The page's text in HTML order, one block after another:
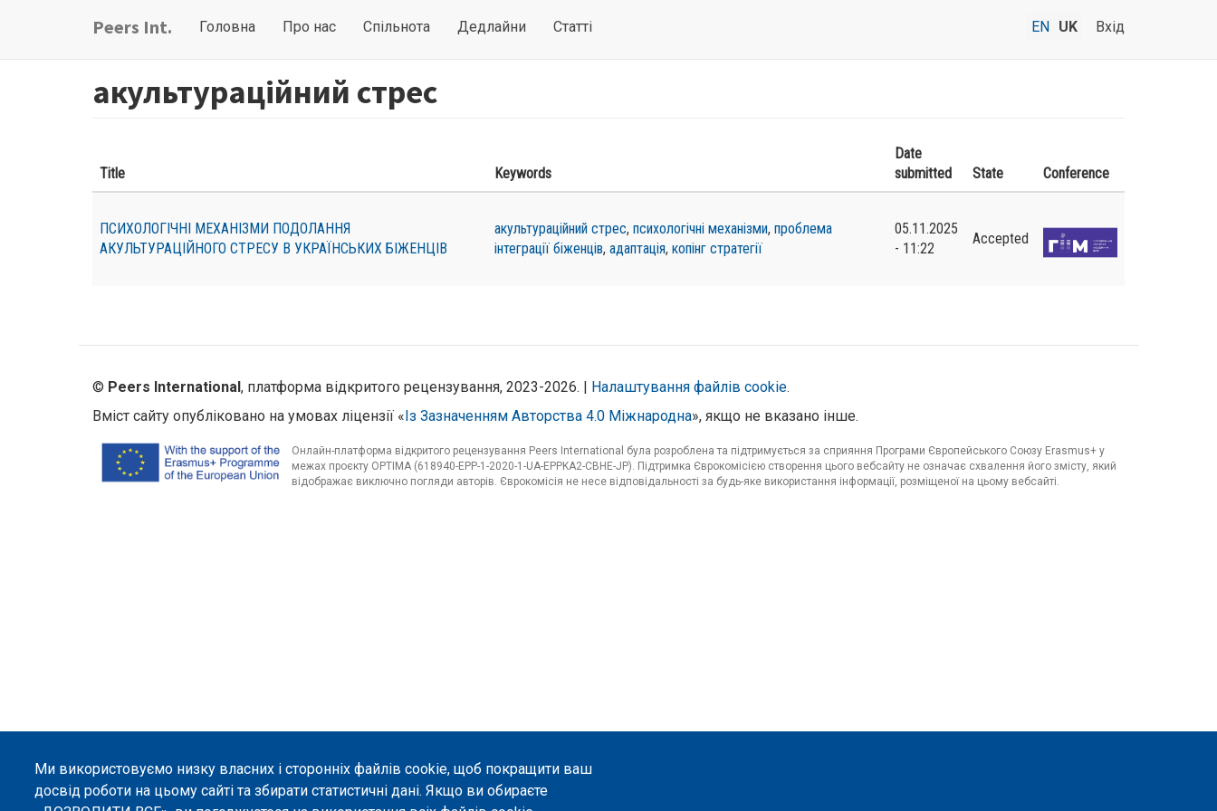
Peers Int.
Main
Головна Про нас Спільнота Дедлайни Статті
User
menu
Вхід
EN UK
акультураційний стрес
Title Keywords
Date
submitted
State Conference
ПСИХОЛОГІЧНІ МЕХАНІЗМИ ПОДОЛАННЯ
АКУЛЬТУРАЦІЙНОГО СТРЕСУ В УКРАЇНСЬКИХ БІЖЕНЦІВ
акультураційний стрес, психологічні механізми, проблема
інтеграції біженців, адаптація, копінг стратегії
05.11.2025
- 11:22
Accepted
Ми використовуємо низку власних і сторонніх файлів cookie, щоб покращити ваш
досвід роботи на цьому сайті та збирати статистичні дані. Якщо ви обираєте
© Peers International, платформа відкритого рецензування, 2023-2026. | Налаштування файлів cookie.
Вміст сайту опубліковано на умовах ліцензії «Із Зазначенням Авторства 4.0 Міжнародна», якщо не вказано інше.
Онлайн-платформа відкритого рецензування Peers International була розроблена та підтримується за сприяння Програми Європейського Союзу Erasmus+ у
межах проєкту OPTIMA (618940-EPP-1-2020-1-UA-EPPKA2-CBHE-JP). Підтримка Єврокомісією створення цього вебсайту не означає схвалення його змісту, який
відображає виключно погляди авторів. Єврокомісія не несе відповідальності за будь-яке використання інформації, розміщеної на цьому вебсайті.